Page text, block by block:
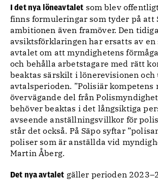
I det nya löneavtalet som blev
finns formuleringar som tyder på att
ambitionen även framöver. Den
avsiktsförklaringen har ersatts av
avtalet om att myndighetens
och behålla arbetstagare med rätt
beaktas särskilt i lönerevisionen och
avtalsperioden. ”Polisiär
övervägande del från
behöver beaktas i det långsiktiga
avseende anställningsvillkor för
står det också. På Säpo syftar
poliser som är anställda vid
Martin Åberg.
Det nya avtalet gäller perioden